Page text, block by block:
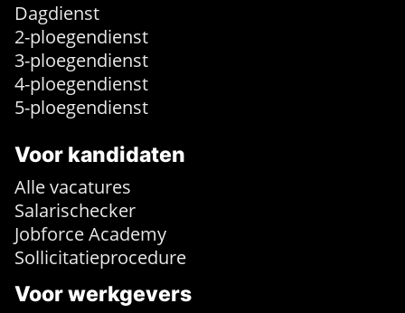
Dagdienst
2-ploegendienst
3-ploegendienst
4-ploegendienst
5-ploegendienst
Voor kandidaten
Alle vacatures
Salarischecker
Jobforce Academy
Sollicitatieprocedure
Voor werkgevers